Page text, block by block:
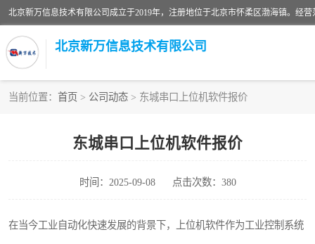
北京新万信息技术有限公司
当前位置： 首页 > 公司动态 > 东城串口上位机软件报价
东城串口上位机软件报价
时间：2025-09-08 点击次数：380
在当今工业自动化快速发展的背景下，上位机软件作为工业控制系统
数据采集软件
数据采集和条码追溯